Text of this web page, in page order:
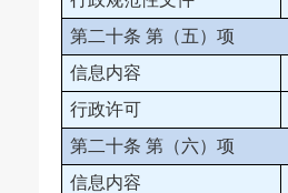
第二十条 第（五）项
信息内容
行政许可
第二十条 第（六）项
信息内容